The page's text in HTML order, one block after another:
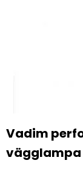
Vadim
vägglampa